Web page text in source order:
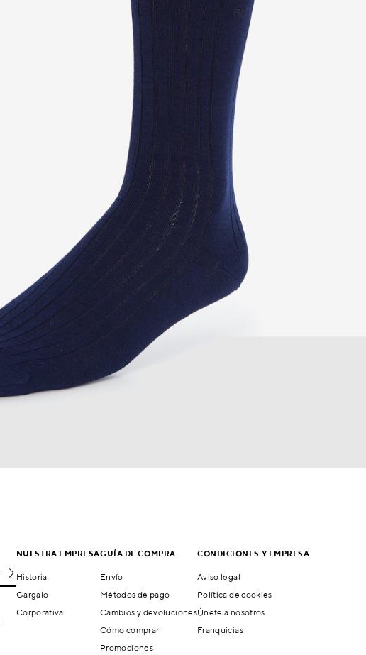
NUESTRA EMPRESA
Historia
Gargalo
Corporativa
GUÍA DE COMPRA
Envío
Métodos de pago
Cambios y devoluciones
Cómo comprar
Promociones
CONDICIONES Y EMPRESA
Aviso legal
Política de cookies
Únete a nosotros
Franquicias